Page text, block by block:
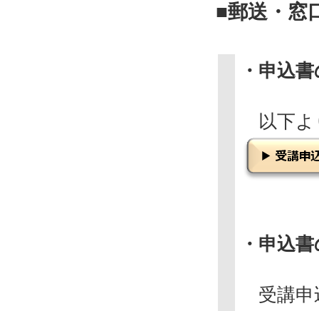
■郵送・窓
・申込
以下よ
・申込
受講申